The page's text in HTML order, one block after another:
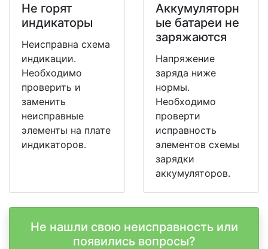
Не горят
индикаторы
Неисправна схема
индикации.
Необходимо
проверить и
заменить
неисправные
элементы на плате
индикаторов.
Аккумуляторн
ые батареи не
заряжаются
Напряжение
заряда ниже
нормы.
Необходимо
проверти
исправность
элементов схемы
зарядки
аккумуляторов.
Не нашли свою неисправность или
появились вопросы?